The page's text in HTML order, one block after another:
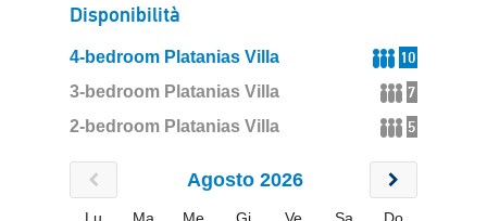
Disponibilità
4-bedroom Platanias Villa 10
3-bedroom Platanias Villa 7
2-bedroom Platanias Villa 5
Agosto 2026